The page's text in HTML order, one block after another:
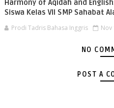
Harmony of Aqidah and
Siswa Kelas VII SMP Sahabat
Prodi Tadris Bahasa Inggris Nov
NO
POST A